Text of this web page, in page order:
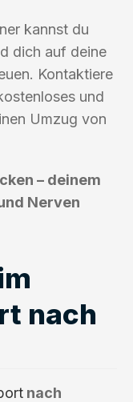
kannst du
dich auf deine
Kontaktiere
und
Umzug von
– deinem
Nerven
nach
nach